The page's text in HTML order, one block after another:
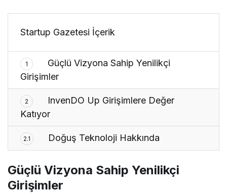
Startup Gazetesi İçerik
1
Güçlü Vizyona Sahip Yenilikçi
Girişimler
2
InvenDO Up Girişimlere Değer
Katıyor
2.1 Doğuş Teknoloji Hakkında
Güçlü Vizyona Sahip Yenilikçi
Girişimler